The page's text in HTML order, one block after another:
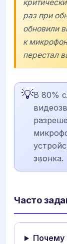
раз при
обновили
к
перестал
💡В 80%
звонка.
Часто
Почему